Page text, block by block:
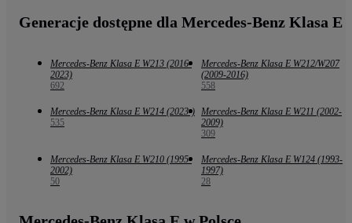
Generacje dostępne dla Mercedes-Benz Klasa E
Mercedes-Benz Klasa E W213 (2016-
2023)
692
Mercedes-Benz Klasa E W212/W207
(2009-2016)
558
Mercedes-Benz Klasa E W214 (2023-)
535
Mercedes-Benz Klasa E W211 (2002-
2009)
309
Mercedes-Benz Klasa E W210 (1995-
2002)
50
Mercedes-Benz Klasa E W124 (1993-
1997)
28